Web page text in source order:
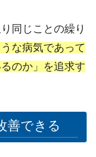
同じことの繰り
な病気であって
のか」を追求す
善できる